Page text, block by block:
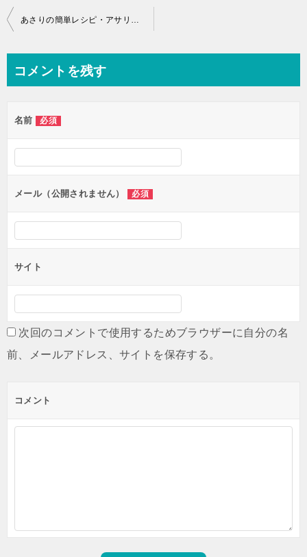
投
ビ
ー
シ
ョ
ン
あさりの簡単レシピ・アサリうどん
コメントを残す
名前 必須
メール（公開されません） 必須
サイト
次回のコメントで使用するためブラウザーに自分の名
前、メールアドレス、サイトを保存する。
コメント